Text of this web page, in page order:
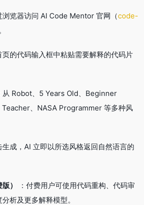
浏览器访问 AI Code Mentor 官网（code-
页的代码输入框中粘贴需要解释的代码片
从 Robot、5 Years Old、Beginner
、NASA Programmer 等多种风
生成，AI 立即以所选风格返回自然语言的
）
：付费用户可使用代码重构、代码审
析及更多解释模型。